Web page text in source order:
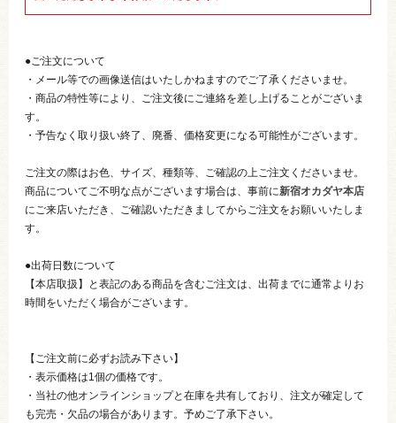
●ご注文について
・メール等での画像送信はいたしかねますのでご了承くださいませ。
・商品の特性等により、ご注文後にご連絡を差し上げることがございま
す。
・予告なく取り扱い終了、廃番、価格変更になる可能性がございます。
ご注文の際はお色、サイズ、種類等、ご確認の上ご注文くださいませ。
商品についてご不明な点がございます場合は、事前に新宿オカダヤ本店
にご来店いただき、ご確認いただきましてからご注文をお願いいたしま
す。
●出荷日数について
【本店取扱】と表記のある商品を含むご注文は、出荷までに通常よりお
時間をいただく場合がございます。
【ご注文前に必ずお読み下さい】
・表示価格は1個の価格です。
・当社の他オンラインショップと在庫を共有しており、注文が確定して
も完売・欠品の場合があります。予めご了承下さい。